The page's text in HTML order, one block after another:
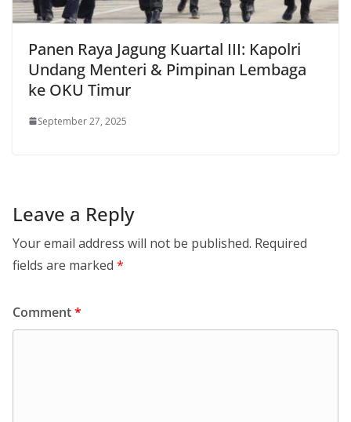
Panen Raya Jagung Kuartal III: Kapolri
Undang Menteri & Pimpinan Lembaga
ke OKU Timur
September 27, 2025
Leave a Reply
Your email address will not be published. Required
fields are marked *
Comment*